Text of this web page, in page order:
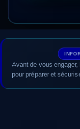
Avant de vous
pour préparer et